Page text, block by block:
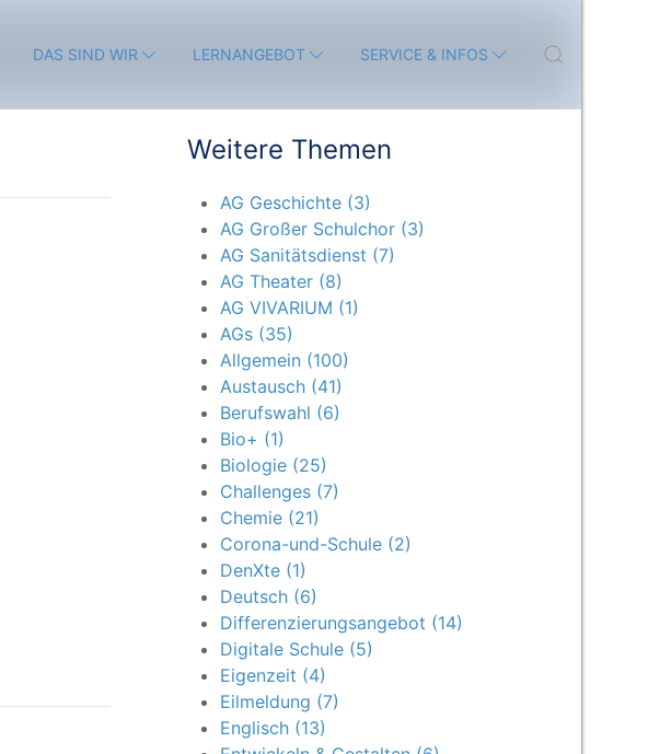
DAS SIND WIR LERNANGEBOT SERVICE & INFOS
Weitere Themen
AG Geschichte (3)
AG Großer Schulchor (3)
AG Sanitätsdienst (7)
AG Theater (8)
AG VIVARIUM (1)
AGs (35)
Allgemein (100)
Austausch (41)
Berufswahl (6)
Bio+ (1)
Biologie (25)
Challenges (7)
Chemie (21)
Corona-und-Schule (2)
DenXte (1)
Deutsch (6)
Differenzierungsangebot (14)
Digitale Schule (5)
Eigenzeit (4)
Eilmeldung (7)
Englisch (13)